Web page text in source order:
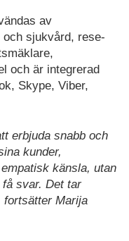
av
sjukvård, rese-
och är integrerad
Skype, Viber,
erbjuda snabb och
kunder,
känsla, utan
svar. Det tar
fortsätter Marija